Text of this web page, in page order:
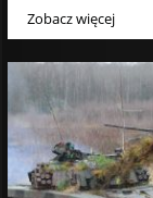
Zobacz więcej